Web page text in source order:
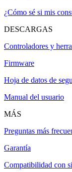
¿Cómo sé si mis
DESCARGAS
Controladores y
Firmware
Hoja de datos de
Manual del usuario
MÁS
Preguntas más
Garantía
Compatibilidad con